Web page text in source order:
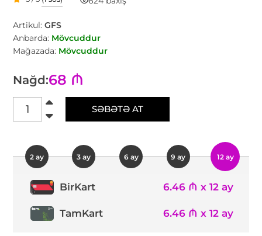
Artikul:GFS
Anbarda: Mövcuddur
Mağazada: Mövcuddur
Nağd:68 ₼
SƏBƏTƏ AT
2 ay 3 ay 6 ay 9 ay 12 ay
BirKart 6.46 ₼ x 12 ay
TamKart 6.46 ₼ x 12 ay